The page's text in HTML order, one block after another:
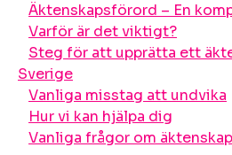
Äktenskapsförord – En
Varför är det viktigt?
Steg för att upprätta ett
Sverige
Vanliga misstag att undvika
Hur vi kan hjälpa dig
Vanliga frågor om